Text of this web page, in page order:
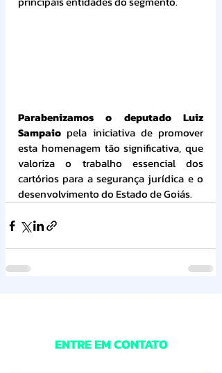
Parabenizamos o deputado Luiz
Sampaio pela iniciativa de promover
esta homenagem tão significativa, que
valoriza o trabalho essencial dos
cartórios para a segurança jurídica e o
desenvolvimento do Estado de Goiás.
ENTRE EM CONTATO